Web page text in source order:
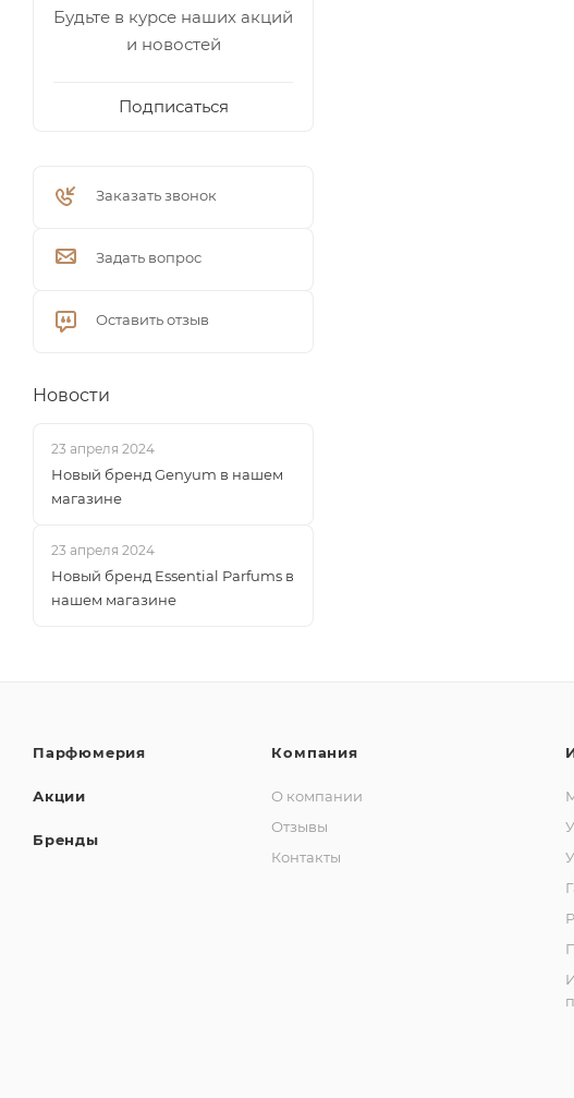
Будьте в курсе наших акций
и новостей
Подписаться
Заказать звонок
Задать вопрос
Оставить отзыв
Новости
23 апреля 2024
Новый бренд Genyum в нашем
магазине
23 апреля 2024
Новый бренд Essential Parfums в
нашем магазине
Парфюмерия
Акции
Бренды
Компания
О компании
Отзывы
Контакты